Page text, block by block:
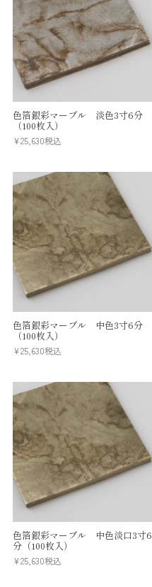
色箔銀彩マーブル 淡色3寸6分
（100枚入）
¥25,630税込
色箔銀彩マーブル 中色3寸6分
（100枚入）
¥25,630税込
色箔銀彩マーブル 中色淡口3寸6
分（100枚入）
¥25,630税込